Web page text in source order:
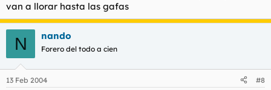
van a llorar hasta las gafas
N nando
Forero del todo a cien
13 Feb 2004 #8